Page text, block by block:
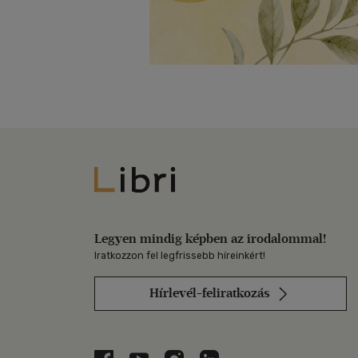
Libri
Legyen mindig képben az irodalommal!
Iratkozzon fel legfrissebb híreinkért!
Hírlevél-feliratkozás